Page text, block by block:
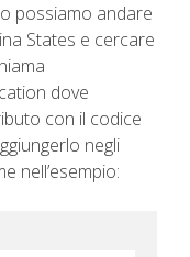
possiamo andare
States e cercare
dove
con il codice
negli
nell’esempio: